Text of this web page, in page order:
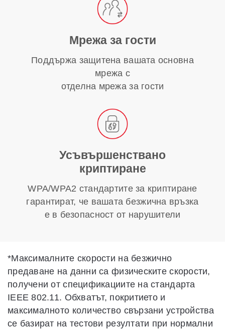
Мрежа за гости
Поддържа защитена вашата основна
мрежа с
отделна мрежа за гости
Усъвършенствано
криптиране
WPA/WPA2 стандартите за криптиране
гарантират, че вашата безжична връзка
е в безопасност от нарушители
*Максималните скорости на безжично
предаване на данни са физическите скорости,
получени от спецификациите на стандарта
IEEE 802.11. Обхватът, покритието и
максималното количество свързани устройства
се базират на тестови резултати при нормални